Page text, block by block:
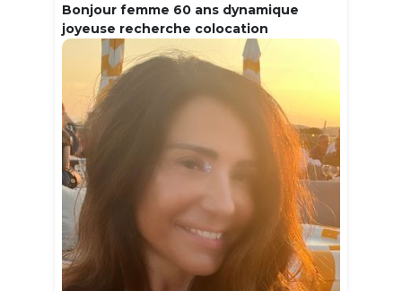
Bonjour femme 60 ans dynamique
joyeuse recherche colocation